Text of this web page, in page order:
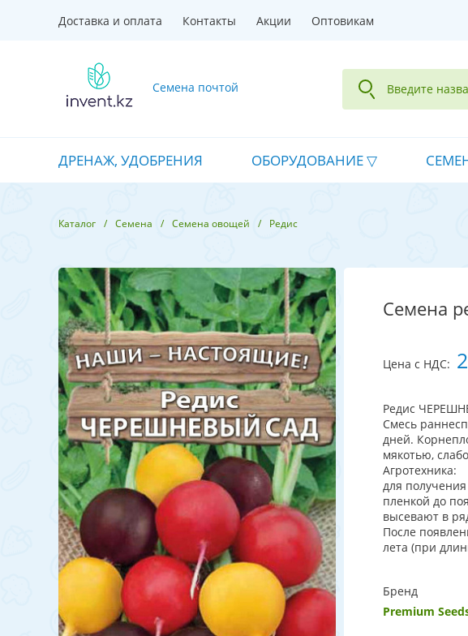
Доставка и оплата Контакты Акции Оптовикам
Семена почтой
ДРЕНАЖ, УДОБРЕНИЯ ОБОРУДОВАНИЕ
Каталог Семена Семена овощей Редис
Семена
Цена с НДС:
Редис
Смесь
дней.
мякотью,
Агротехника:
для
пленкой до
высевают в
После
лета (при
Бренд
Premium